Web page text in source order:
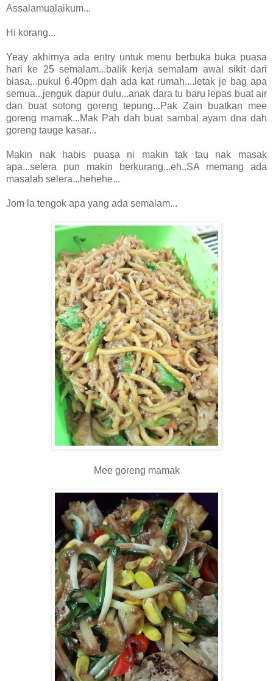
Assalamualaikum...
Hi korang...
Yeay akhirnya ada entry untuk menu berbuka buka puasa
hari ke 25 semalam...balik kerja semalam awal sikit dari
biasa...pukul 6.40pm dah ada kat rumah....letak je bag apa
semua...jenguk dapur dulu...anak dara tu baru lepas buat air
dan buat sotong goreng tepung...Pak Zain buatkan mee
goreng mamak...Mak Pah dah buat sambal ayam dna dah
goreng tauge kasar...
Makin nak habis puasa ni makin tak tau nak masak
apa...selera pun makin berkurang...eh..SA memang ada
masalah selera...hehehe...
Jom la tengok apa yang ada semalam...
Mee goreng mamak